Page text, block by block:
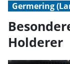
Germering
Holderer